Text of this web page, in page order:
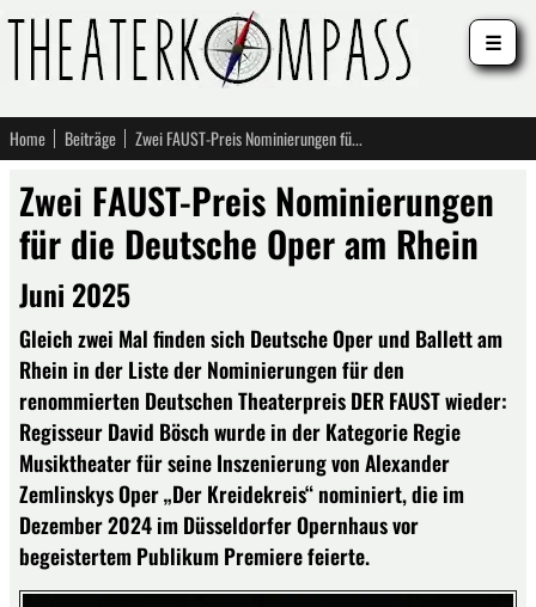
Home Beiträge Zwei FAUST-Preis Nominierungen für die Deutsche Oper am Rhein
Zwei FAUST-Preis Nominierungen
für die Deutsche Oper am Rhein
Juni 2025
Gleich zwei Mal finden sich Deutsche Oper und Ballett am
Rhein in der Liste der Nominierungen für den
renommierten Deutschen Theaterpreis DER FAUST wieder:
Regisseur David Bösch wurde in der Kategorie Regie
Musiktheater für seine Inszenierung von Alexander
Zemlinskys Oper „Der Kreidekreis“ nominiert, die im
Dezember 2024 im Düsseldorfer Opernhaus vor
begeistertem Publikum Premiere feierte.
☰